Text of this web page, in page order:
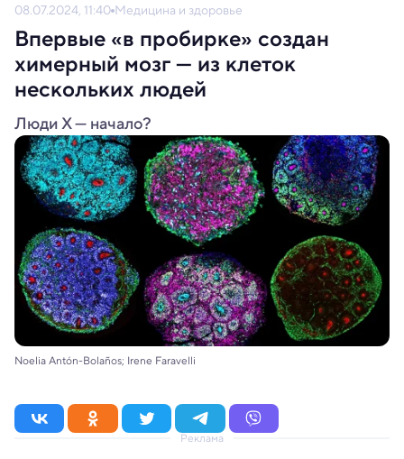
08.07.2024, 11:40 Медицина и здоровье
Впервые «в пробирке» создан
химерный мозг — из клеток
нескольких людей
Люди Х — начало?
Noelia Antón-Bolaños; Irene Faravelli
Реклама